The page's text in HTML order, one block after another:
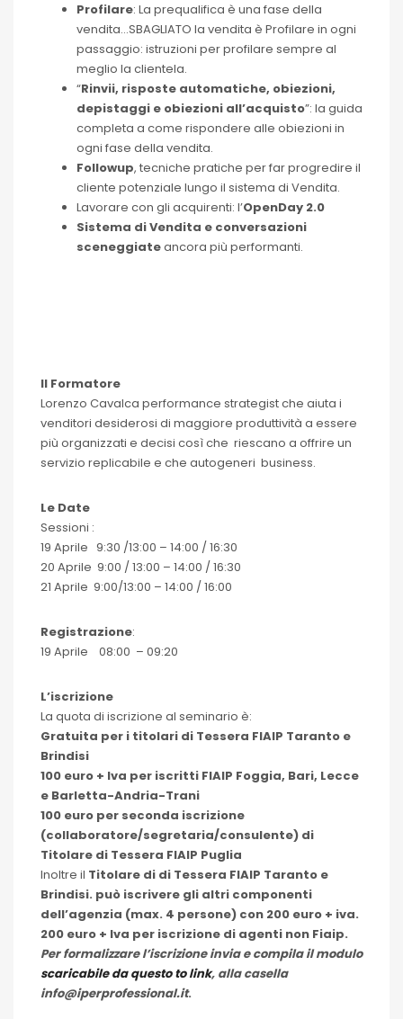
Profilare: La prequalifica è una fase della
vendita…SBAGLIATO la vendita è Profilare in ogni
passaggio: istruzioni per profilare sempre al
meglio la clientela.
“Rinvii, risposte automatiche, obiezioni,
depistaggi e obiezioni all’acquisto”: la guida
completa a come rispondere alle obiezioni in
ogni fase della vendita.
Followup, tecniche pratiche per far progredire il
cliente potenziale lungo il sistema di Vendita.
Lavorare con gli acquirenti: l’OpenDay 2.0
Sistema di Vendita e conversazioni
sceneggiateancora più performanti.
Il Formatore
Lorenzo Cavalca performance strategist che aiuta i
venditori desiderosi di maggiore produttività a essere
più organizzati e decisi così che riescano a offrire un
servizio replicabile e che autogeneri business.
Le Date
Sessioni :
19 Aprile 9:30 /13:00 – 14:00 / 16:30
20 Aprile 9:00 / 13:00 – 14:00 / 16:30
21 Aprile 9:00/13:00 – 14:00 / 16:00
Registrazione:
19 Aprile 08:00 – 09:20
L’iscrizione
La quota di iscrizione al seminario è:
Gratuita per i titolari di Tessera FIAIP Taranto e
Brindisi
100 euro + Iva per iscritti FIAIP Foggia, Bari, Lecce
e Barletta-Andria-Trani
100 euro per seconda iscrizione
(collaboratore/segretaria/consulente) di
Titolare di Tessera FIAIP Puglia
Inoltre il Titolare di di Tessera FIAIP Taranto e
Brindisi. può iscrivere gli altri componenti
dell’agenzia (max. 4 persone) con 200 euro + iva.
200 euro + Iva per iscrizione di agenti non Fiaip.
Per formalizzare l’iscrizione invia e compila il modulo
scaricabile da questo to link, alla casella
info@iperprofessional.it.